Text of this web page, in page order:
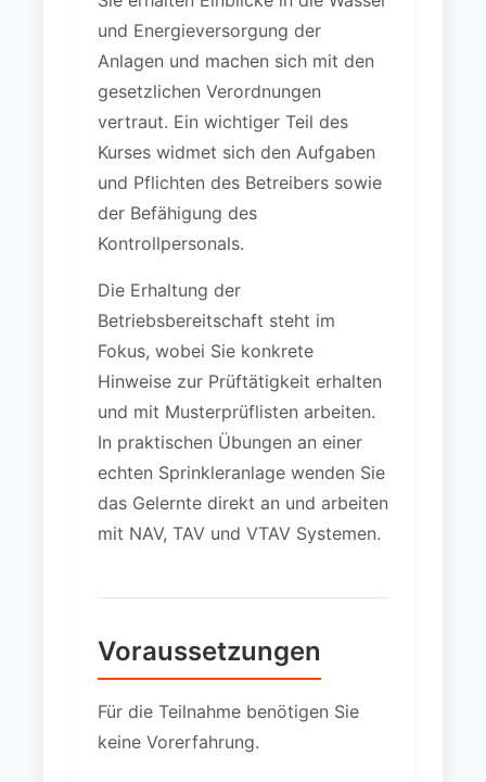
und Energieversorgung der
Anlagen und machen sich mit den
gesetzlichen Verordnungen
vertraut. Ein wichtiger Teil des
Kurses widmet sich den Aufgaben
und Pflichten des Betreibers sowie
der Befähigung des
Kontrollpersonals.
Die Erhaltung der
Betriebsbereitschaft steht im
Fokus, wobei Sie konkrete
Hinweise zur Prüftätigkeit erhalten
und mit Musterprüflisten arbeiten.
In praktischen Übungen an einer
echten Sprinkleranlage wenden Sie
das Gelernte direkt an und arbeiten
mit NAV, TAV und VTAV Systemen.
Voraussetzungen
Für die Teilnahme benötigen Sie
keine Vorerfahrung.